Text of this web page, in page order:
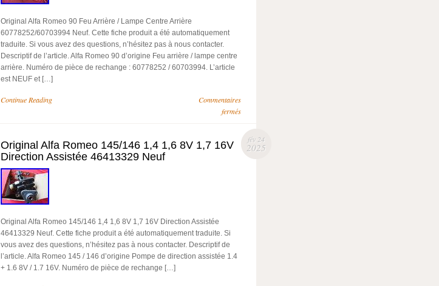
Original Alfa Romeo 90 Feu Arrière / Lampe Centre Arrière
60778252/60703994 Neuf. Cette fiche produit a été automatiquement
traduite. Si vous avez des questions, n’hésitez pas à nous contacter.
Descriptif de l’article. Alfa Romeo 90 d’origine Feu arrière / lampe centre
arrière. Numéro de pièce de rechange : 60778252 / 60703994. L’article
est NEUF et […]
Continue Reading
Commentaires
fermés
fév 24
2025
Original Alfa Romeo 145/146 1,4 1,6 8V 1,7 16V
Direction Assistée 46413329 Neuf
Original Alfa Romeo 145/146 1,4 1,6 8V 1,7 16V Direction Assistée
46413329 Neuf. Cette fiche produit a été automatiquement traduite. Si
vous avez des questions, n’hésitez pas à nous contacter. Descriptif de
l’article. Alfa Romeo 145 / 146 d’origine Pompe de direction assistée 1.4
+ 1.6 8V / 1.7 16V. Numéro de pièce de rechange […]